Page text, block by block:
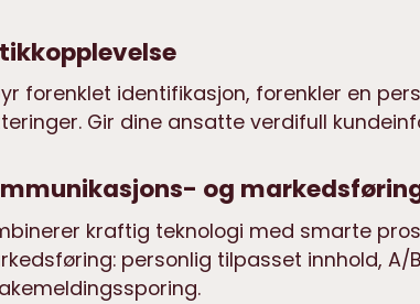
forenklet identifikasjon, forenkler en
Gir dine ansatte verdifull
og
kraftig teknologi med smarte
personlig tilpasset innhold,